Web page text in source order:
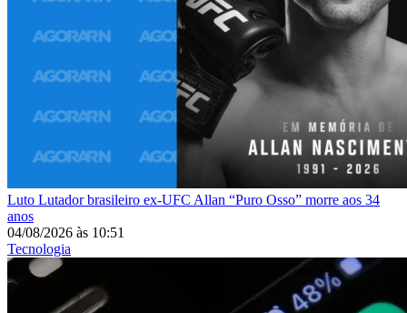
Luto Lutador brasileiro ex-UFC Allan “Puro Osso” morre aos 34
anos
04/08/2026 às 10:51
Tecnologia